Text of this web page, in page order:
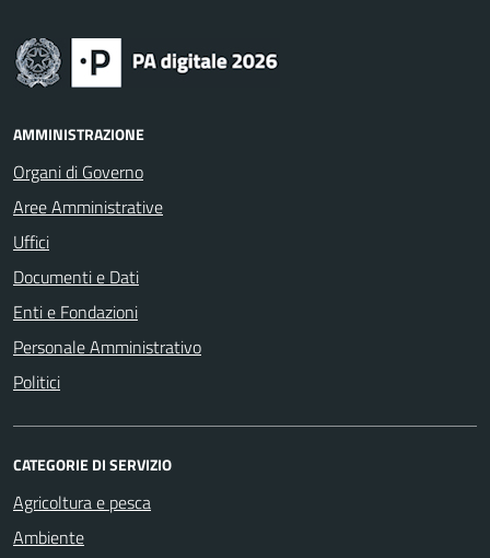
AMMINISTRAZIONE
Organi di Governo
Aree Amministrative
Uffici
Documenti e Dati
Enti e Fondazioni
Personale Amministrativo
Politici
CATEGORIE DI SERVIZIO
Agricoltura e pesca
Ambiente